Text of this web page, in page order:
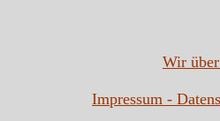
Wir
Impressum -